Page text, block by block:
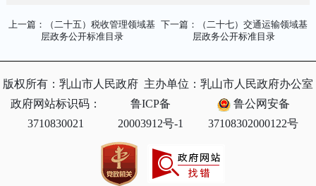
上一篇：（二十五）税收管理领域基
层政务公开标准目录
下一篇：（二十七）交通运输领域基
层政务公开标准目录
版权所有：乳山市人民政府 主办单位：乳山市人民政府办公室
政府网站标识码：
3710830021
鲁ICP备
20003912号-1
鲁公网安备
37108302000122号